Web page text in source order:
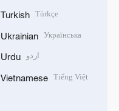
Turkish Türkçe
Ukrainian Українська
Urdu اردو
Vietnamese Tiếng Việt